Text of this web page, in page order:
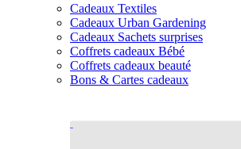
Cadeaux Textiles
Cadeaux Urban Gardening
Cadeaux Sachets surprises
Coffrets cadeaux Bébé
Coffrets cadeaux beauté
Bons & Cartes cadeaux